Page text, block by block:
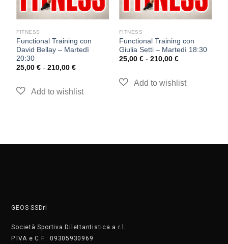
FITNESS
Functional Training con
David Bellay – Martedì
20:30
25,00€ - 210,00€
FITNESS
Functional Training con
Giulia Setti – Martedì 18:30
25,00 € - 210,00 €
GEOS SSDrl
Società Sportiva Dilettantistica a r.l.
P.IVA e C.F.: 09305930969